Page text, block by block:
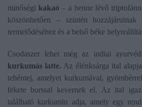
minőségi kakaó – a benne lévő
köszönhetően – szintén hozzájárulnak
termelődéséhez és a belső béke
Csodaszer lehet még az indiai
kurkumás latte. Az élénksárga ital
tehéntej, amelyet kurkumával,
fekete borssal kevernek el. Az ital
található kurkumin adja, amely egy